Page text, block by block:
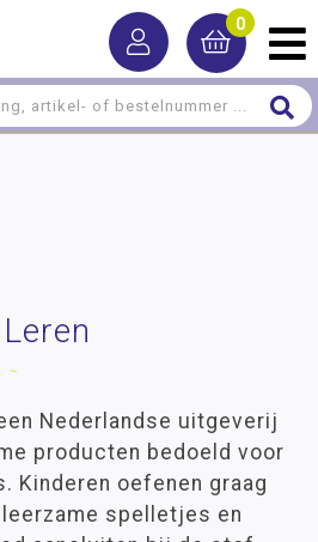
0
Nederlandse uitgeverij
producten bedoeld voor
Kinderen oefenen graag
spelletjes en